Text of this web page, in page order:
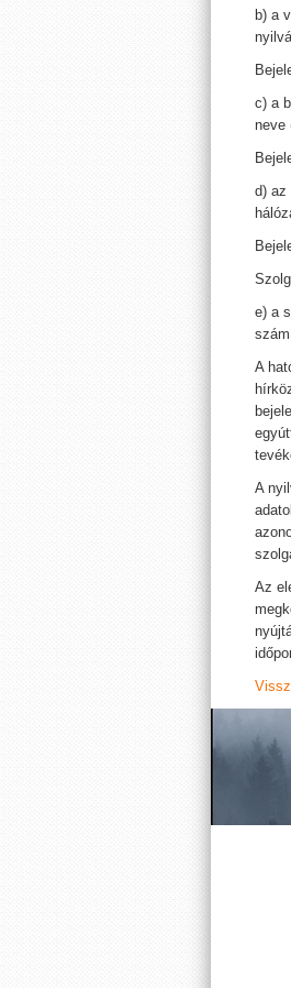
b) a
c) a
neve
d) az
e) a
A
A
Az